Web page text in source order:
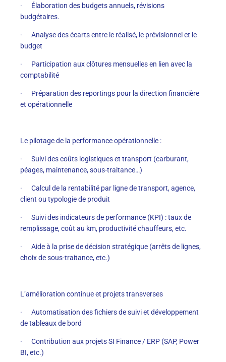
· Élaboration des budgets annuels, révisions
budgétaires.
· Analyse des écarts entre le réalisé, le prévisionnel et le
budget
· Participation aux clôtures mensuelles en lien avec la
comptabilité
· Préparation des reportings pour la direction financière
et opérationnelle
Le pilotage de la performance opérationnelle :
· Suivi des coûts logistiques et transport (carburant,
péages, maintenance, sous-traitance…)
· Calcul de la rentabilité par ligne de transport, agence,
client ou typologie de produit
· Suivi des indicateurs de performance (KPI) : taux de
remplissage, coût au km, productivité chauffeurs, etc.
· Aide à la prise de décision stratégique (arrêts de lignes,
choix de sous-traitance, etc.)
L’amélioration continue et projets transverses
· Automatisation des fichiers de suivi et développement
de tableaux de bord
· Contribution aux projets SI Finance / ERP (SAP, Power
BI, etc.)